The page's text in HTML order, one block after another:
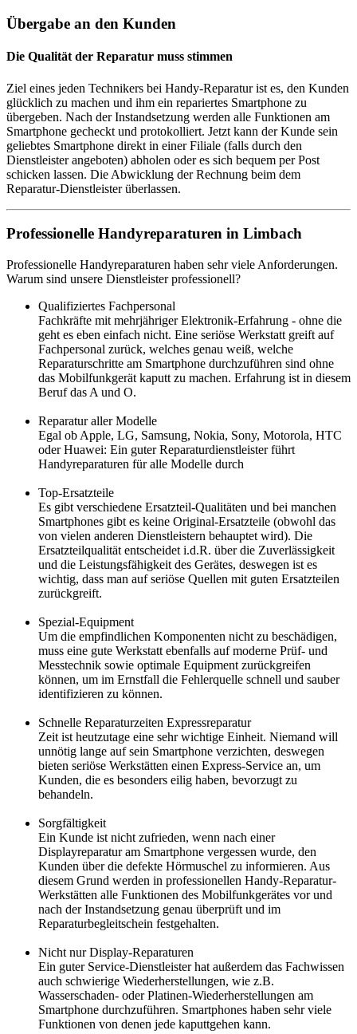
Übergabe an den Kunden
Die Qualität der Reparatur muss stimmen
Ziel eines jeden Technikers bei Handy-Reparatur ist es, den Kunden
glücklich zu machen und ihm ein repariertes Smartphone zu
übergeben. Nach der Instandsetzung werden alle Funktionen am
Smartphone gecheckt und protokolliert. Jetzt kann der Kunde sein
geliebtes Smartphone direkt in einer Filiale (falls durch den
Dienstleister angeboten) abholen oder es sich bequem per Post
schicken lassen. Die Abwicklung der Rechnung beim dem
Reparatur-Dienstleister überlassen.
Professionelle Handyreparaturen in Limbach
Professionelle Handyreparaturen haben sehr viele Anforderungen.
Warum sind unsere Dienstleister professionell?
Qualifiziertes Fachpersonal
Fachkräfte mit mehrjähriger Elektronik-Erfahrung - ohne die
geht es eben einfach nicht. Eine seriöse Werkstatt greift auf
Fachpersonal zurück, welches genau weiß, welche
Reparaturschritte am Smartphone durchzuführen sind ohne
das Mobilfunkgerät kaputt zu machen. Erfahrung ist in diesem
Beruf das A und O.
Reparatur aller Modelle
Egal ob Apple, LG, Samsung, Nokia, Sony, Motorola, HTC
oder Huawei: Ein guter Reparaturdienstleister führt
Handyreparaturen für alle Modelle durch
Top-Ersatzteile
Es gibt verschiedene Ersatzteil-Qualitäten und bei manchen
Smartphones gibt es keine Original-Ersatzteile (obwohl das
von vielen anderen Dienstleistern behauptet wird). Die
Ersatzteilqualität entscheidet i.d.R. über die Zuverlässigkeit
und die Leistungsfähigkeit des Gerätes, deswegen ist es
wichtig, dass man auf seriöse Quellen mit guten Ersatzteilen
zurückgreift.
Spezial-Equipment
Um die empfindlichen Komponenten nicht zu beschädigen,
muss eine gute Werkstatt ebenfalls auf moderne Prüf- und
Messtechnik sowie optimale Equipment zurückgreifen
können, um im Ernstfall die Fehlerquelle schnell und sauber
identifizieren zu können.
Schnelle Reparaturzeiten Expressreparatur
Zeit ist heutzutage eine sehr wichtige Einheit. Niemand will
unnötig lange auf sein Smartphone verzichten, deswegen
bieten seriöse Werkstätten einen Express-Service an, um
Kunden, die es besonders eilig haben, bevorzugt zu
behandeln.
Sorgfältigkeit
Ein Kunde ist nicht zufrieden, wenn nach einer
Displayreparatur am Smartphone vergessen wurde, den
Kunden über die defekte Hörmuschel zu informieren. Aus
diesem Grund werden in professionellen Handy-Reparatur-
Werkstätten alle Funktionen des Mobilfunkgerätes vor und
nach der Instandsetzung genau überprüft und im
Reparaturbegleitschein festgehalten.
Nicht nur Display-Reparaturen
Ein guter Service-Dienstleister hat außerdem das Fachwissen
auch schwierige Wiederherstellungen, wie z.B.
Wasserschaden- oder Platinen-Wiederherstellungen am
Smartphone durchzuführen. Smartphones haben sehr viele
Funktionen von denen jede kaputtgehen kann.